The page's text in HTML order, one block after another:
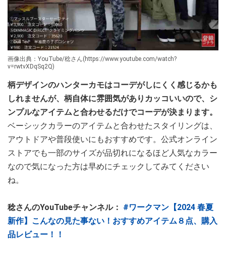
画像出典：YouTube/稔さん(https://www.youtube.com/watch?
v=rwtvXDqSq2Q)
柄デザインのハンターカモはコーデがしにくく感じるかも
しれませんが、柄自体に雰囲気がありカッコいいので、シ
ンプルなアイテムと合わせるだけでコーデが決まります。
ベーシックカラーのアイテムと合わせたスタイリングは、
アウトドアや普段使いにもおすすめです。公式オンライン
ストアでも一部のサイズが品切れになるほど人気なカラー
なので気になった方は早めにチェックしてみてください
ね。
稔さんのYouTubeチャンネル： #ワークマン【2024 春夏
新作】こんなの見た事ない！おすすめアイテム８点、購入
品レビュー！！